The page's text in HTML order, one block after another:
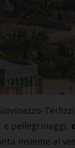
pellegrinaggi,
insieme al